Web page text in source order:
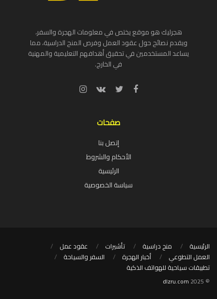
هجرليك هو موقع يختص في معلومات الهجرة والسفر،
ويقدم نصائح حول عقود العمل وفرص المنح الدراسية، مما
يساعد المستخدمين في تحقيق أهدافهم التعليمية والمهنية
في الخارج.
صفحات
إتصل بنا
الأحكام والشروط
الرئيسية
سياسة الخصوصية
الرئيسية منح دراسية تأشيرات
عقود عمل
العمل التطوعي
أخبار الهجرة
السفر والسياحة
تطبيقات سياحية للهواتف الذكية
© 2025
dlzru.com